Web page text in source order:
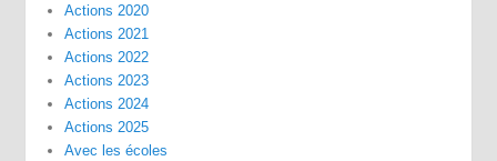
Actions 2020
Actions 2021
Actions 2022
Actions 2023
Actions 2024
Actions 2025
Avec les écoles